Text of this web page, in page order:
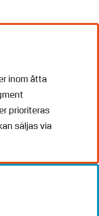
inom åtta
prioriteras
säljas via